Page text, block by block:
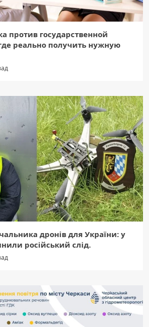
против государственной
реально получить нужную
дронів для України: у
російський слід.